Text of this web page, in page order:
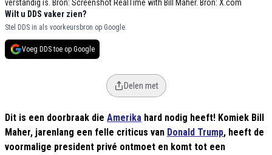
verstandig is. Bron: Screenshot RealTime with Bill Maher. Bron: X.com
Wilt u DDS vaker zien?
Stel DDS in als voorkeursbron op Google.
Voeg DDS toe op Google
Delen met
Dit is een doorbraak die Amerika hard nodig heeft! Komiek Bill
Maher, jarenlang een felle criticus van Donald Trump, heeft de
voormalige president privé ontmoet en komt tot een